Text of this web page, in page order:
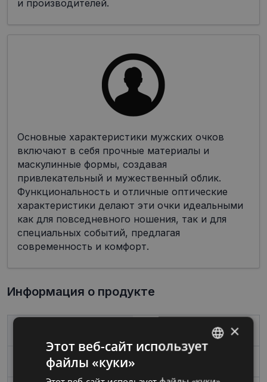
и производителей.
Основные характеристики мужских очков
включают в себя прочные материалы и
маскулинные формы, создавая
привлекательный и мужественный облик.
Функциональность и отличные оптические
характеристики делают эти очки идеальными
как для повседневного ношения, так и для
специальных событий, предлагая
современность и комфорт.
Информация о продукте
Размер
×
Этот веб-сайт использует
файлы «куки»